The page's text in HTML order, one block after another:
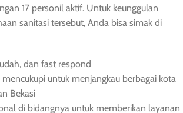
17 personil aktif. Untuk keunggulan
sanitasi tersebut, Anda bisa simak di
dan fast respond
untuk menjangkau berbagai kota
Bekasi
di bidangnya untuk memberikan layanan